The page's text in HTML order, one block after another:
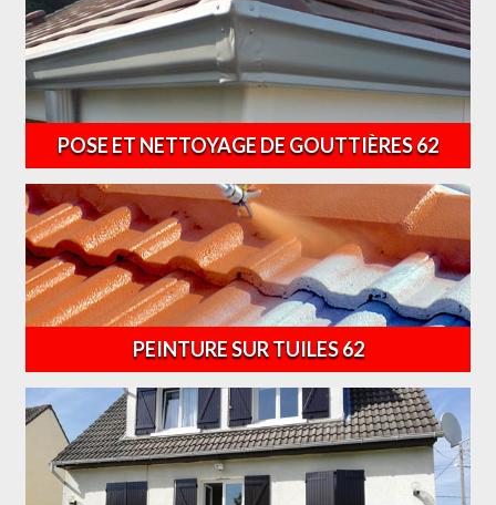
POSE ET NETTOYAGE DE GOUTTIÈRES 62
PEINTURE SUR TUILES 62